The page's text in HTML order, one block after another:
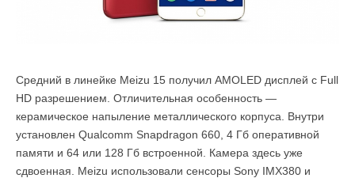
Средний в линейке Meizu 15 получил AMOLED дисплей с Full
HD разрешением. Отличительная особенность —
керамическое напыление металлического корпуса. Внутри
установлен Qualcomm Snapdragon 660, 4 Гб оперативной
памяти и 64 или 128 Гб встроенной. Камера здесь уже
сдвоенная. Meizu использовали сенсоры Sony IMX380 и